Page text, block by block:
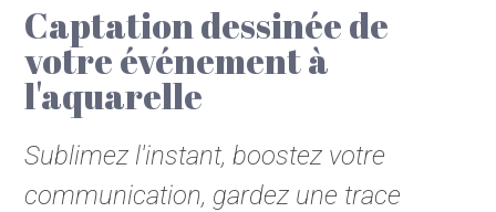
Captation dessinée de
votre événement à
l'aquarelle
Sublimez l'instant, boostez votre
communication, gardez une trace